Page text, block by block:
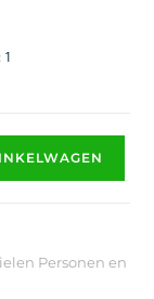
Personen en